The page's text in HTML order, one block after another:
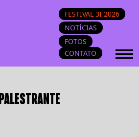
FESTIVAL 3I 2026
NOTÍCIAS
FOTOS
CONTATO